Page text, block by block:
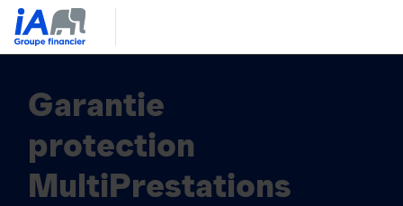
Garantie
protection
MultiPrestations